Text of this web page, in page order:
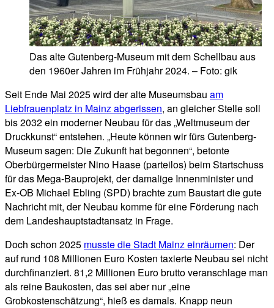
Das alte Gutenberg-Museum mit dem Schellbau aus
den 1960er Jahren im Frühjahr 2024. – Foto: gik
Seit Ende Mai 2025 wird der alte Museumsbau am
Liebfrauenplatz in Mainz abgerissen, an gleicher Stelle soll
bis 2032 ein moderner Neubau für das „Weltmuseum der
Druckkunst“ entstehen. „Heute können wir fürs Gutenberg-
Museum sagen: Die Zukunft hat begonnen“, betonte
Oberbürgermeister Nino Haase (parteilos) beim Startschuss
für das Mega-Bauprojekt, der damalige Innenminister und
Ex-OB Michael Ebling (SPD) brachte zum Baustart die gute
Nachricht mit, der Neubau komme für eine Förderung nach
dem Landeshauptstadtansatz in Frage.
Doch schon 2025 musste die Stadt Mainz einräumen: Der
auf rund 108 Millionen Euro Kosten taxierte Neubau sei nicht
durchfinanziert. 81,2 Millionen Euro brutto veranschlage man
als reine Baukosten, das sei aber nur „eine
Grobkostenschätzung“, hieß es damals. Knapp neun